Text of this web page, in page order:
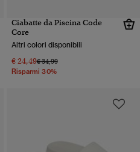
Ciabatte da Piscina Code
Core
Altri colori disponibili
€ 24,49Prezzo ridotto da
€ 34,99a
Risparmi 30%